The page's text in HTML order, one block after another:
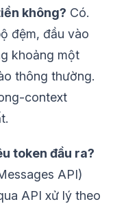
không? Có.
đệm, đầu vào
khoảng một
thông thường.
context
token đầu ra?
API)
API xử lý theo